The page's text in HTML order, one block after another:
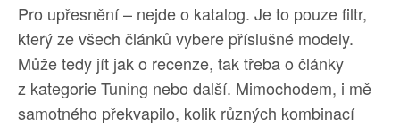
Pro upřesnění – nejde o katalog. Je to pouze filtr,
který ze všech článků vybere příslušné modely.
Může tedy jít jak o recenze, tak třeba o články
z kategorie Tuning nebo další. Mimochodem, i mě
samotného překvapilo, kolik různých kombinací